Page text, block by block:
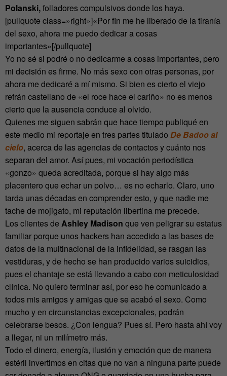
Polanski,folladores compulsivos donde los haya.
[pullquote class=»right»]«Por fin me he liberado de la tiranía
del sexo, ahora me puedo dedicar a cosas
importantes»[/pullquote]
Yo no sé si podré o no dedicarme a cosas importantes, pero
mi decisión es firme. No más sexo con otras personas, por
ahora me dedicaré a mí mismo. Si bien es cierto el viejo
refrán castellano de «el roce hace el cariño» no es menos
cierto que la ausencia conduce al olvido.
Quienes me siguen sabrán que hace tiempo publiqué en
este medio mi reportaje en tres partes titulado De Badoo al
cielo, acerca de las agencias de contactos y cuánto nos
separan del amor. Así pues, mi vocación periodística
«gonzo» queda acreditada, porque si hay algo más
placentero que echar un polvo… es no echarlo. Claro, uno
tarda unas décadas en comprender esto, y que nadie me
tache de mojigato, mi reputación libertina me precede.
Los clientes de Ashley Madison que ven peligrar su estatus
familiar porque unos hackers han accedido a las bases de
datos de la multinacional de la infidelidad, se rasgan las
vestiduras, y de hecho se han producido varios suicidios,
pues el chantaje se está llevando a cabo con meticulosidad
clínica. No quiero terminar así, por eso he comunicado a
todos mis amigos y amigas que se acabó el sexo. Como
mucho y en circunstancias excepcionales, podrán
celebrarse besos. ¿Con lengua? Pues sí. Pero hasta ahí voy
a llegar, ni un milímetro más.
Todo el dinero, energía, ilusión y emoción que de manera
estéril invertimos en citas que no van a ninguna parte puede